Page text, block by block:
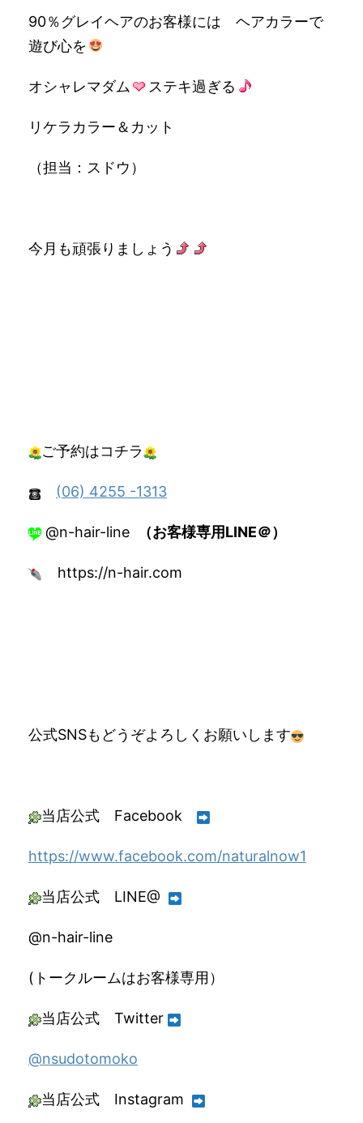
90％グレイヘアのお客様には ヘアカラーで
遊び心を
オシャレマダム ステキ過ぎる
リケラカラー＆カット
（担当：スドウ）
今月も頑張りましょう
ご予約はコチラ
(06) 4255 -1313
@n-hair-line （お客様専用LINE＠）
https://n-hair.com
公式SNSもどうぞよろしくお願いします
当店公式 Facebook
https://www.facebook.com/naturalnow1
当店公式 LINE@
@n-hair-line
(トークルームはお客様専用）
当店公式 Twitter
@nsudotomoko
当店公式 Instagram